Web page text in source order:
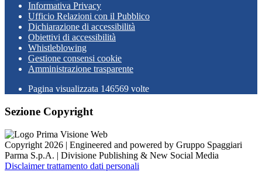
Informativa Privacy
Ufficio Relazioni con il Pubblico
Dichiarazione di accessibilità
Obiettivi di accessibilità
Whistleblowing
Gestione consensi cookie
Amministrazione trasparente
Pagina visualizzata 146569 volte
Sezione Copyright
Copyright 2026 | Engineered and powered by Gruppo Spaggiari
Parma S.p.A. | Divisione Publishing & New Social Media
Disclaimer trattamento dati personali